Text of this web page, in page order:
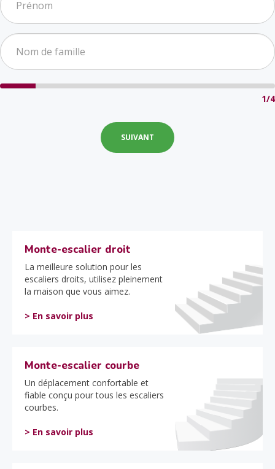
1/4
Monte-escalier droit
La meilleure solution pour les
escaliers droits, utilisez pleinement
la maison que vous aimez.
> En savoir plus
Monte-escalier courbe
Un déplacement confortable et
fiable conçu pour tous les escaliers
courbes.
> En savoir plus